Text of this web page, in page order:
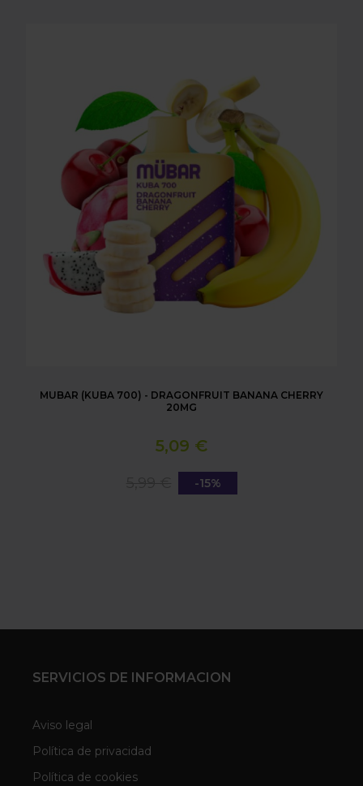
MUBAR (KUBA 700) - DRAGONFRUIT BANANA CHERRY
20MG
5,09 €
-15%
SERVICIOS DE INFORMACION
Aviso legal
Política de privacidad
Política de cookies